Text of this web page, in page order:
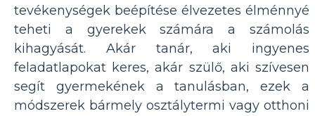
tevékenységek beépítése élvezetes élménnyé
teheti a gyerekek számára a számolás
kihagyását. Akár tanár, aki ingyenes
feladatlapokat keres, akár szülő, aki szívesen
segít gyermekének a tanulásban, ezek a
módszerek bármely osztálytermi vagy otthoni